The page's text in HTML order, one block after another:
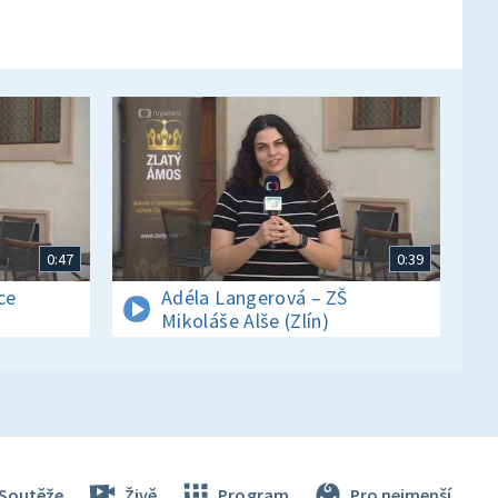
0:47 0:39
Adéla Langerová – ZŠ
Mikoláše Alše (Zlín)